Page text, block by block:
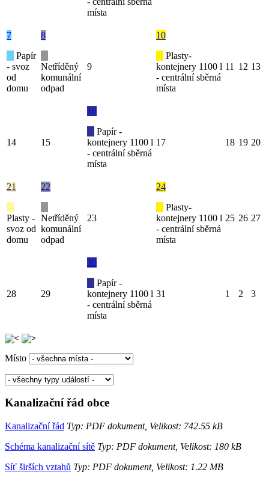
místa
7
Papír
- svoz
od
domu
8
Netříděný
komunální
odpad
9
10
Plasty-
kontejnery 1100 l
- centrální sběrná
místa
11 12 13
14 15
16
Papír -
kontejnery 1100 l
- centrální sběrná
místa
17 18 19 20
21
Plasty -
svoz od
domu
22
Netříděný
komunální
odpad
23
24
Plasty-
kontejnery 1100 l
- centrální sběrná
místa
25 26 27
28 29
30
Papír -
kontejnery 1100 l
- centrální sběrná
místa
31 1 2 3
Místo
Kanalizační řád obce
Kanalizační řád Typ: PDF dokument, Velikost: 742.55 kB
Schéma kanalizační sítě Typ: PDF dokument, Velikost: 180 kB
Síť širších vztahů Typ: PDF dokument, Velikost: 1.22 MB